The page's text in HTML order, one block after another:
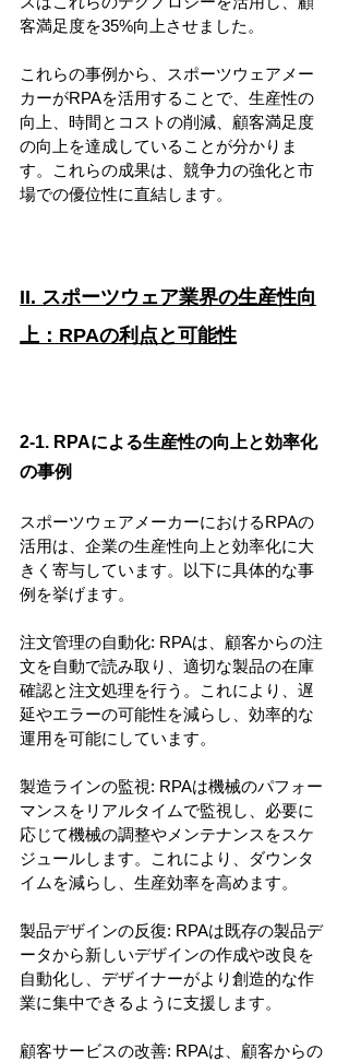
客満足度を35%向上させました。
これらの事例から、スポーツウェアメー
カーがRPAを活用することで、生産性の
向上、時間とコストの削減、顧客満足度
の向上を達成していることが分かりま
す。これらの成果は、競争力の強化と市
場での優位性に直結します。
II. スポーツウェア業界の生産性向
上：RPAの利点と可能性
2-1. RPAによる生産性の向上と効率化
の事例
スポーツウェアメーカーにおけるRPAの
活用は、企業の生産性向上と効率化に大
きく寄与しています。以下に具体的な事
例を挙げます。
注文管理の自動化: RPAは、顧客からの注
文を自動で読み取り、適切な製品の在庫
確認と注文処理を行う。これにより、遅
延やエラーの可能性を減らし、効率的な
運用を可能にしています。
製造ラインの監視: RPAは機械のパフォー
マンスをリアルタイムで監視し、必要に
応じて機械の調整やメンテナンスをスケ
ジュールします。これにより、ダウンタ
イムを減らし、生産効率を高めます。
製品デザインの反復: RPAは既存の製品デ
ータから新しいデザインの作成や改良を
自動化し、デザイナーがより創造的な作
業に集中できるように支援します。
顧客サービスの改善: RPAは、顧客からの